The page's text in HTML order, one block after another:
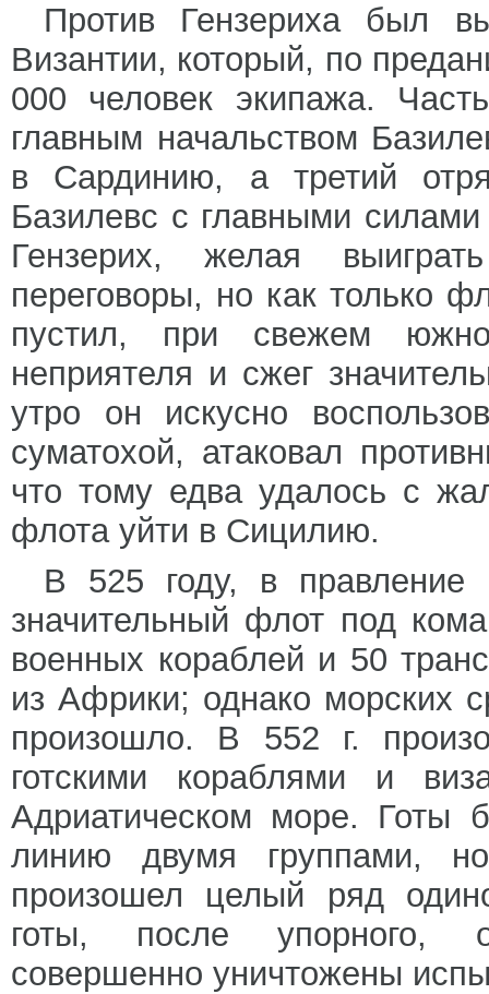
Против Гензериха был
Византии, который, по
000 человек экипажа.
главным начальством
в Сардинию, а третий
Базилевс с главными
Гензерих, желая
переговоры, но как только
пустил, при свежем
неприятеля и сжег
утро он искусно
суматохой, атаковал
что тому едва удалось с
флота уйти в Сицилию.
В 525 году, в
значительный флот под
военных кораблей и 50
из Африки; однако морских
произошло. В 552 г.
готскими кораблями и
Адриатическом море. Готы
линию двумя группами,
произошел целый ряд
готы, после упорного,
совершенно уничтожены